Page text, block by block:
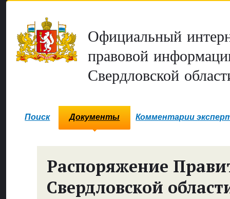
Официальный
правовой
Свердловской
Поиск Документы Комментарии
Распоряжение
Свердловской